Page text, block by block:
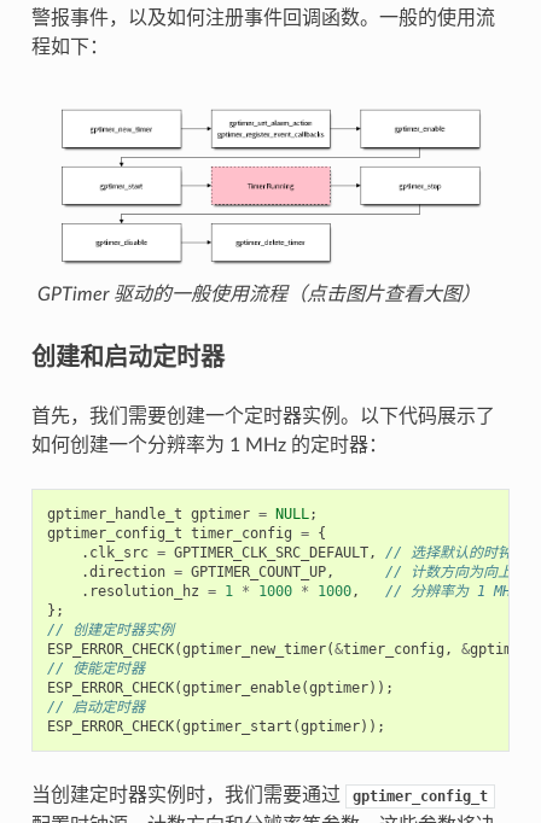
警报事件，以及如何注册事件回调函数。一般的使用流
程如下：
GPTimer 驱动的一般使用流程（点击图片查看大图）
创建和启动定时器
首先，我们需要创建一个定时器实例。以下代码展示了
如何创建一个分辨率为 1 MHz 的定时器：
gptimer_handle_t gptimer = NULL;
gptimer_config_t timer_config = {
. clk_src = GPTIMER_CLK_SRC_DEFAULT,
// 选择默认的时钟源
.direction = GPTIMER_COUNT_UP,
// 计数方向为向上计数
. resolution_hz = 1 * 1000 * 1000,
// 分辨率为 1 MHz，
};
// 创建定时器实例
ESP_ERROR_CHECK(gptimer_new_timer(&timer_config , &gptimer
// 使能定时器
ESP_ERROR_CHECK(gptimer_enable(gptimer));
// 启动定时器
ESP_ERROR_CHECK(gptimer_start (gptimer));
当创建定时器实例时，我们需要通过 gptimer_config_t